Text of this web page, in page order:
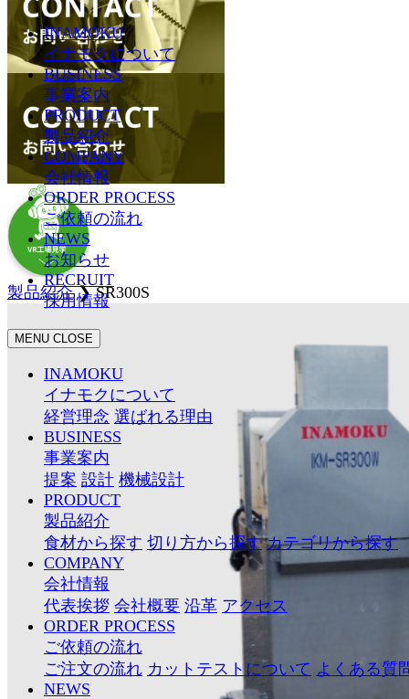
INAMOKU
イナモクについて
BUSINESS
事業案内
PRODUCT
製品紹介
COMPANY
会社情報
ORDER PROCESS
ご依頼の流れ
NEWS
お知らせ
RECRUIT
採用情報
MENU CLOSE
INAMOKU
イナモクについて
経営理念 選ばれる理由
BUSINESS
事業案内
提案 設計 機械設計
PRODUCT
製品紹介
食材から探す 切り方から探す カテゴリから探す
COMPANY
会社情報
代表挨拶 会社概要 沿革 アクセス
ORDER PROCESS
ご依頼の流れ
ご注文の流れ カットテストについて よくある質
NEWS
製品紹介 ❯ SR300S